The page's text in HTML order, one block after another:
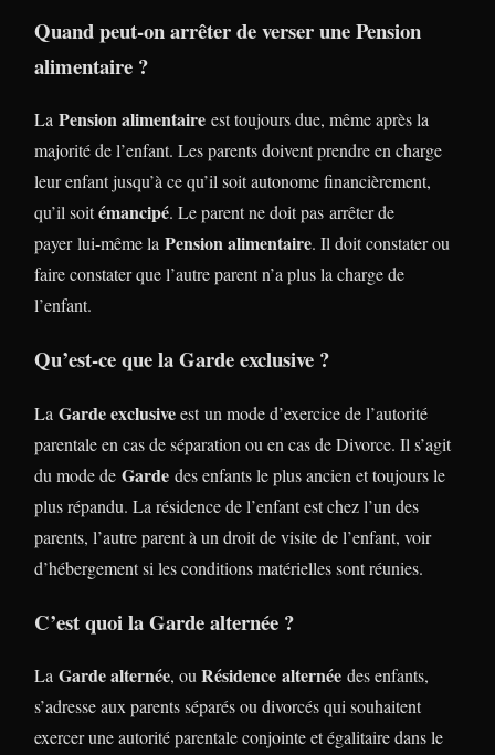
Quand peut-on arrêter de verser une Pension
alimentaire ?
La Pension alimentaire est toujours due, même après la
majorité de l’enfant. Les parents doivent prendre en charge
leur enfant jusqu’à ce qu’il soit autonome financièrement,
qu’il soitémancipé. Le parent ne doit pas arrêter de
payer lui-même la Pension alimentaire. Il doit constater ou
faire constater que l’autre parent n’a plus la charge de
l’enfant.
Qu’est-ce que la Garde exclusive ?
La Garde exclusiveest un mode d’exercice de l’autorité
parentale en cas de séparation ou en cas de Divorce. Il s’agit
du mode de Garde des enfants le plus ancien et toujours le
plus répandu. La résidence de l’enfant est chez l’un des
parents, l’autre parent à un droit de visite de l’enfant, voir
d’hébergement si les conditions matérielles sont réunies.
C’est quoi la Garde alternée ?
La Garde alternée, ouRésidence alternée des enfants,
s’adresse aux parents séparés ou divorcés qui souhaitent
exercer une autorité parentale conjointe et égalitaire dans le